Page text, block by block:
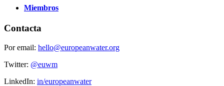
Miembros
Contacta
Por email: hello@europeanwater.org
Twitter: @euwm
LinkedIn: in/europeanwater